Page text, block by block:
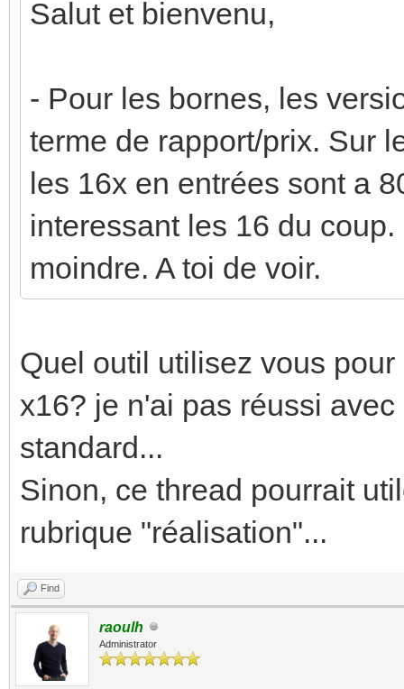
Salut et bienvenu,
- Pour les bornes, les
terme de rapport/prix. Sur
les 16x en entrées sont a
interessant les 16 du
moindre. A toi de voir.
Quel outil utilisez vous
x16? je n'ai pas réussi
standard...
Sinon, ce thread pourrait
rubrique "réalisation"...
Find
raoulh
Administrator